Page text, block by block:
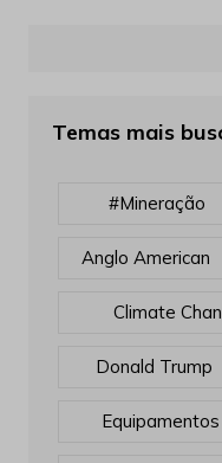
Temas mais
#mineração
Anglo American
Climate
Donald Trump
Equipamentos